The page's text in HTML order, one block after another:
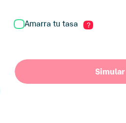
Amarra tu tasa ?
Simular